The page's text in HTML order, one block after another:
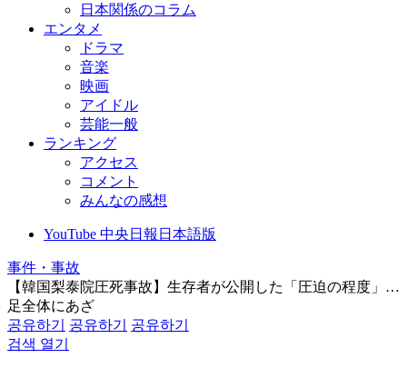
日本関係のコラム
エンタメ
ドラマ
音楽
映画
アイドル
芸能一般
ランキング
アクセス
コメント
みんなの感想
YouTube 中央日報日本語版
事件・事故
【韓国梨泰院圧死事故】生存者が公開した「圧迫の程度」…
足全体にあざ
공유하기
공유하기
공유하기
검색 열기